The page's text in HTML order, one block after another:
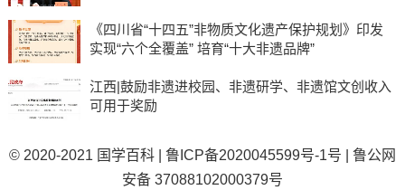
《四川省“十四五”非物质文化遗产保护规划》印发
实现“六个全覆盖” 培育“十大非遗品牌”
江西|鼓励非遗进校园、非遗研学、非遗馆文创收入
可用于奖励
© 2020-2021 国学百科 鲁ICP备2020045599号-1号
鲁公网
安备 37088102000379号